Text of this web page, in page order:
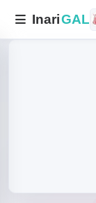
InariGAL